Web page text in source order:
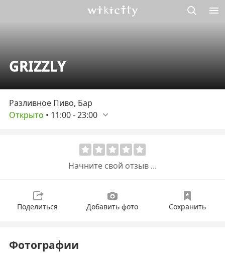
GRIZZLY
Разливное Пиво, Бар
Открыто • 11:00-23:00
Начните свой отзыв ...
Поделиться Добавить фото Сохранить
Фотографии